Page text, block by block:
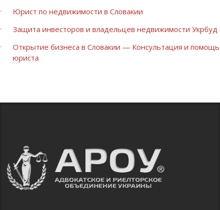
Юрист по недвижимости в Словакии
Защита инвесторов и владельцев недвижимости Укрбуд
Открытие бизнеса в Словакии — Консультация и помощь
юриста